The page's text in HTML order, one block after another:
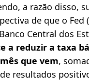
a razão disso,
de que o Fed
Central dos
a reduzir a taxa
que vem,
resultados